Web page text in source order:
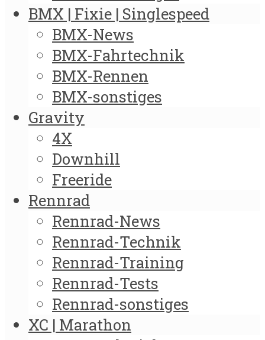
BMX | Fixie | Singlespeed
BMX-News
BMX-Fahrtechnik
BMX-Rennen
BMX-sonstiges
Gravity
4X
Downhill
Freeride
Rennrad
Rennrad-News
Rennrad-Technik
Rennrad-Training
Rennrad-Tests
Rennrad-sonstiges
XC | Marathon